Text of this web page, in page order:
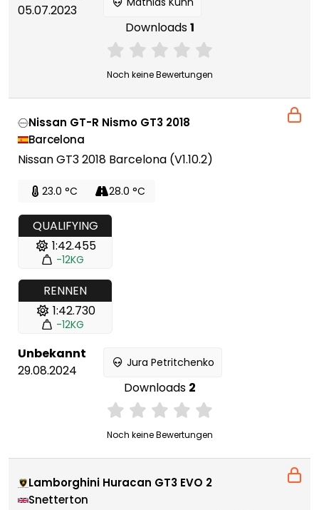
05.07.2023
Downloads1
Noch keine Bewertungen
Nissan GT-R Nismo GT3 2018
Barcelona
Nissan GT3 2018 Barcelona (V1.10.2)
23.0 °C 28.0 °C
QUALIFYING
1:42.455
-12KG
RENNEN
1:42.730
-12KG
Unbekannt
29.08.2024
Jura Petritchenko
Downloads 2
Noch keine Bewertungen
Lamborghini Huracan GT3 EVO 2
Snetterton